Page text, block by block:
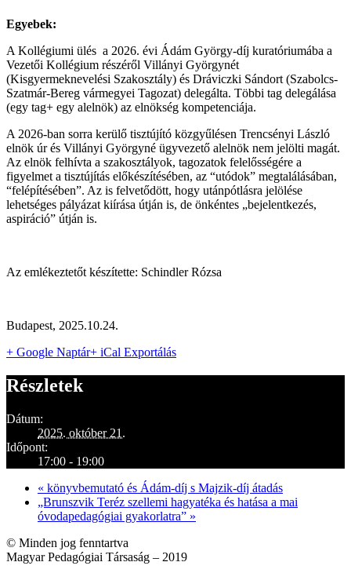
Egyebek:
A Kollégiumi ülés a 2026. évi Ádám György-díj kuratóriumába a
Vezetői Kollégium részéről Villányi Györgynét
(Kisgyermeknevelési Szakosztály) és Dráviczki Sándort (Szabolcs-
Szatmár-Bereg vármegyei Tagozat) delegálta. Többi tag delegálása
(egy tag+ egy alelnök) az elnökség kompetenciája.
A 2026-ban sorra kerülő tisztújító közgyűlésen Trencsényi László
elnök úr és Villányi Györgyné ügyvezető alelnök nem jelölti magát.
Az elnök felhívta a szakosztályok, tagozatok felelősségére a
figyelmet a tisztújítás előkészítésében, az “utódok” megtalálásában,
“felépítésében”. Az is felvetődött, hogy utánpótlásra jelölése
lehetséges pályázat kiírása útján is, de önkéntes „bejelentkezés,
aspiráció” útján is.
Az emlékeztetőt készítette: Schindler Rózsa
Budapest, 2025.10.24.
+ Google Naptár+ iCal Exportálás
Részletek
Dátum:
2025. október 21.
Időpont:
17:00 - 19:00
« könyvbemutató és Ádám-díj s Majzik-díj átadás
„Brunszvik Teréz szellemi hagyatéka és hatása a mai
óvodapedagógiai gyakorlatra” »
© Minden jog fenntartva
Magyar Pedagógiai Társaság – 2019